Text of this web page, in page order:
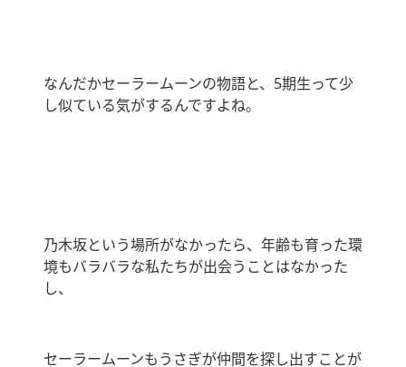
なんだかセーラームーンの物語と、5期生って少
し似ている気がするんですよね。
乃木坂という場所がなかったら、年齢も育った環
境もバラバラな私たちが出会うことはなかった
し、
セーラームーンもうさぎが仲間を探し出すことが